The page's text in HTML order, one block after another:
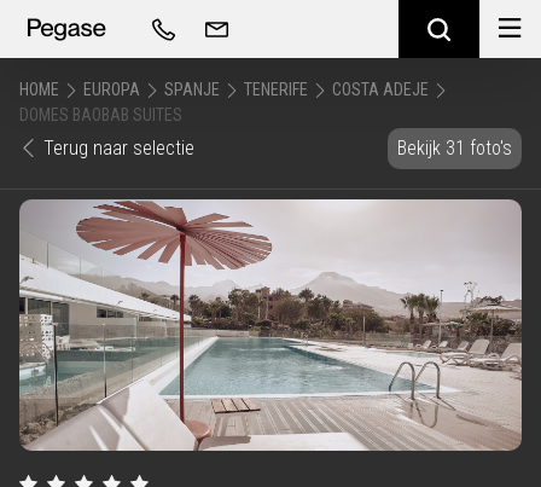
HOME EUROPA SPANJE TENERIFE
COSTA ADEJE
DOMES BAOBAB SUITES
Terug naar selectie Bekijk 31 foto's